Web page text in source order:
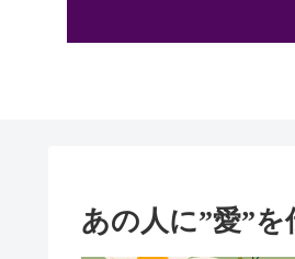
あの人に”愛”